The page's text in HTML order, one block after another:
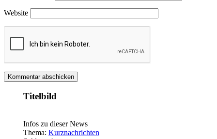
Website
Titelbild
Infos zu dieser News
Thema: Kurznachrichten